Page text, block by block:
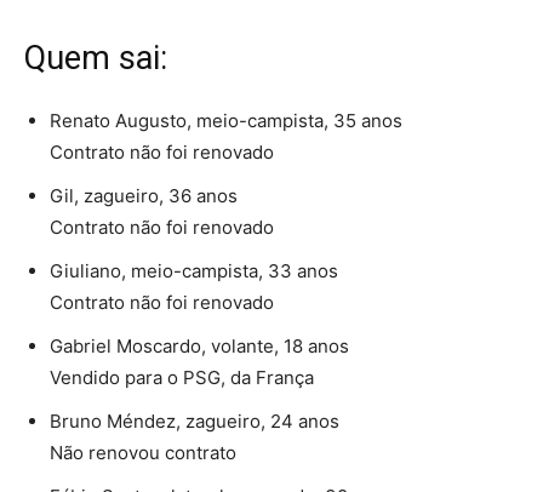
Quem sai:
Renato Augusto, meio-campista, 35 anos
Contrato não foi renovado
Gil, zagueiro, 36 anos
Contrato não foi renovado
Giuliano, meio-campista, 33 anos
Contrato não foi renovado
Gabriel Moscardo, volante, 18 anos
Vendido para o PSG, da França
Bruno Méndez, zagueiro, 24 anos
Não renovou contrato